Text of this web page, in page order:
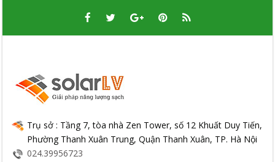
Trụ sở : Tầng 7, tòa nhà Zen Tower, số 12 Khuất Duy Tiến,
Phường Thanh Xuân Trung, Quận Thanh Xuân, TP. Hà Nội
024.39956723